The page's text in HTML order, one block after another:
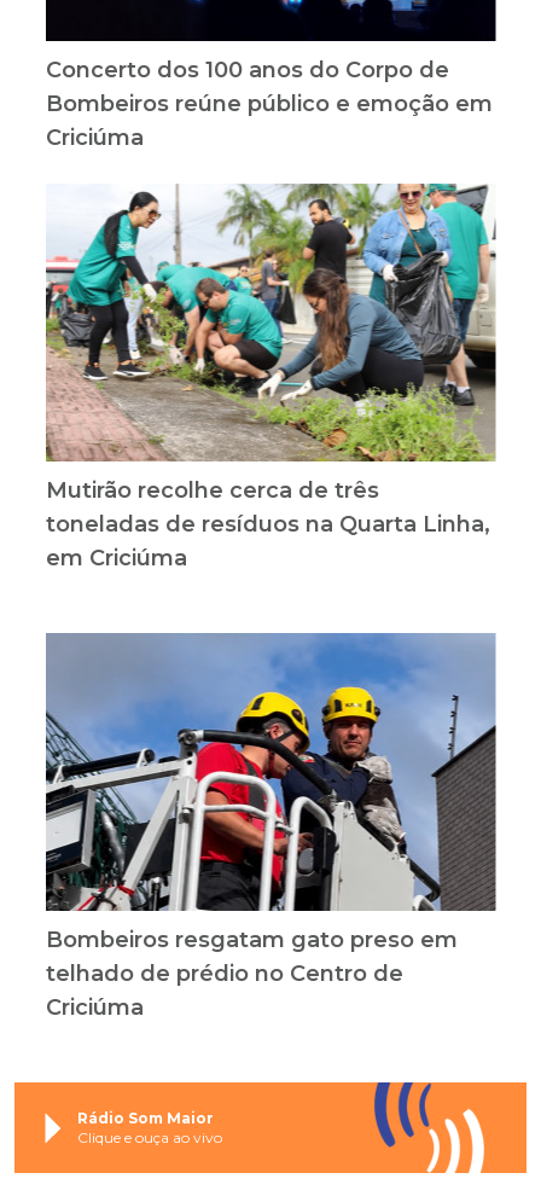
Concerto dos 100 anos do Corpo de
Bombeiros reúne público e emoção em
Criciúma
Mutirão recolhe cerca de três
toneladas de resíduos na Quarta Linha,
em Criciúma
Bombeiros resgatam gato preso em
telhado de prédio no Centro de
Criciúma
Rádio Som Maior
Clique e ouça ao vivo